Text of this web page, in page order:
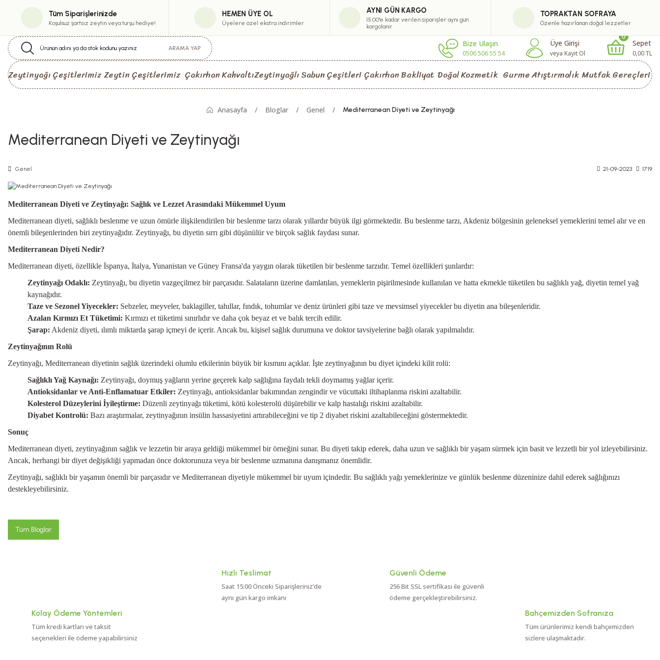
Tüm Siparişlerinizde
Koşulsuz şartsız zeytin veya turşu hediye!
HEMEN ÜYE OL
Üyelere özel ekstra indirimler
AYNI GÜN KARGO
15:00'e kadar verilen siparişler aynı gün
kargolanır
TOPRAKTAN SOFRAYA
Özenle hazırlanan doğal lezzetler
ARAMA YAP Bize Ulaşın
0506 506 55 54
Üye Girişi
veya Kayıt Ol
0
Sepet
0,00 TL
Zeytinyağı Çeşitlerimiz Zeytin Çeşitlerimiz Çakırhan KahvaltıZeytinyağlı Sabun Çeşitleri Çakırhan Bakliyat Doğal Kozmetik Gurme Atıştırmalık Mutfak Gereçleri
Anasayfa Bloglar Genel Mediterranean Diyeti ve Zeytinyağı
Mediterranean Diyeti ve Zeytinyağı
Genel 21-09-2023 17:19
Mediterranean Diyeti ve Zeytinyağı: Sağlık ve Lezzet Arasındaki Mükemmel Uyum
Mediterranean diyeti, sağlıklı beslenme ve uzun ömürle ilişkilendirilen bir beslenme tarzı olarak yıllardır büyük ilgi görmektedir. Bu beslenme tarzı, Akdeniz bölgesinin geleneksel yemeklerini temel alır ve en
önemli bileşenlerinden biri zeytinyağıdır. Zeytinyağı, bu diyetin sırrı gibi düşünülür ve birçok sağlık faydası sunar.
Mediterranean Diyeti Nedir?
Mediterranean diyeti, özellikle İspanya, İtalya, Yunanistan ve Güney Fransa'da yaygın olarak tüketilen bir beslenme tarzıdır. Temel özellikleri şunlardır:
Zeytinyağı Odaklı: Zeytinyağı, bu diyetin vazgeçilmez bir parçasıdır. Salataların üzerine damlatılan, yemeklerin pişirilmesinde kullanılan ve hatta ekmekle tüketilen bu sağlıklı yağ, diyetin temel yağ
kaynağıdır.
Taze ve Sezonel Yiyecekler: Sebzeler, meyveler, baklagiller, tahıllar, fındık, tohumlar ve deniz ürünleri gibi taze ve mevsimsel yiyecekler bu diyetin ana bileşenleridir.
Azalan Kırmızı Et Tüketimi: Kırmızı et tüketimi sınırlıdır ve daha çok beyaz et ve balık tercih edilir.
Şarap: Akdeniz diyeti, ılımlı miktarda şarap içmeyi de içerir. Ancak bu, kişisel sağlık durumuna ve doktor tavsiyelerine bağlı olarak yapılmalıdır.
Zeytinyağının Rolü
Zeytinyağı, Mediterranean diyetinin sağlık üzerindeki olumlu etkilerinin büyük bir kısmını açıklar. İşte zeytinyağının bu diyet içindeki kilit rolü:
Sağlıklı Yağ Kaynağı: Zeytinyağı, doymuş yağların yerine geçerek kalp sağlığına faydalı tekli doymamış yağlar içerir.
Antioksidanlar ve Anti-Enflamatuar Etkiler: Zeytinyağı, antioksidanlar bakımından zengindir ve vücuttaki iltihaplanma riskini azaltabilir.
Kolesterol Düzeylerini İyileştirme: Düzenli zeytinyağı tüketimi, kötü kolesterolü düşürebilir ve kalp hastalığı riskini azaltabilir.
Diyabet Kontrolü: Bazı araştırmalar, zeytinyağının insülin hassasiyetini artırabileceğini ve tip 2 diyabet riskini azaltabileceğini göstermektedir.
Sonuç
Mediterranean diyeti, zeytinyağının sağlık ve lezzetin bir araya geldiği mükemmel bir örneğini sunar. Bu diyeti takip ederek, daha uzun ve sağlıklı bir yaşam sürmek için basit ve lezzetli bir yol izleyebilirsiniz.
Ancak, herhangi bir diyet değişikliği yapmadan önce doktorunuza veya bir beslenme uzmanına danışmanız önemlidir.
Zeytinyağı, sağlıklı bir yaşamın önemli bir parçasıdır ve Mediterranean diyetiyle mükemmel bir uyum içindedir. Bu sağlıklı yağı yemeklerinize ve günlük beslenme düzeninize dahil ederek sağlığınızı
destekleyebilirsiniz.
Tüm Bloglar
Kolay Ödeme Yöntemleri
Tüm kredi kartları ve taksit
seçenekleri ile ödeme yapabilirsiniz
Hızlı Teslimat
Saat 15:00 Önceki Siparişleriniz’de
aynı gün kargo imkanı
Güvenli Ödeme
256 Bit SSL sertifikası ile güvenli
ödeme gerçekleştirebilirsiniz.
Bahçemizden Sofranıza
Tüm ürünlerimiz kendi bahçemizden
sizlere ulaşmaktadır.